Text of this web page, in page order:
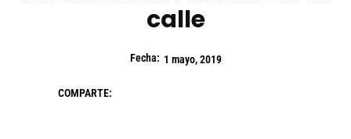
calle
Fecha: 1 mayo, 2019
COMPARTE: